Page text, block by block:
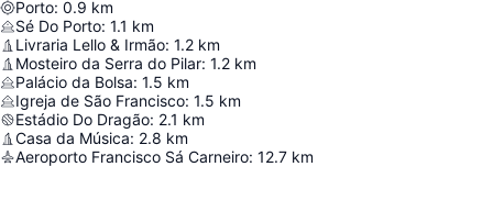
Porto: 0.9 km
Sé Do Porto: 1.1 km
Livraria Lello & Irmão: 1.2 km
Mosteiro da Serra do Pilar: 1.2 km
Palácio da Bolsa: 1.5 km
Igreja de São Francisco: 1.5 km
Estádio Do Dragão: 2.1 km
Casa da Música: 2.8 km
Aeroporto Francisco Sá Carneiro: 12.7 km